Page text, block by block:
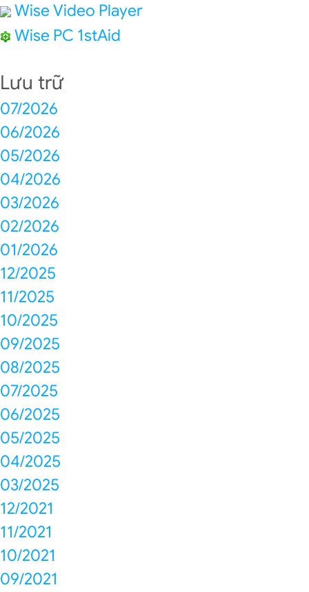
Wise Video Player
Wise PC 1stAid
Lưu trữ
07/2026
06/2026
05/2026
04/2026
03/2026
02/2026
01/2026
12/2025
11/2025
10/2025
09/2025
08/2025
07/2025
06/2025
05/2025
04/2025
03/2025
12/2021
11/2021
10/2021
09/2021